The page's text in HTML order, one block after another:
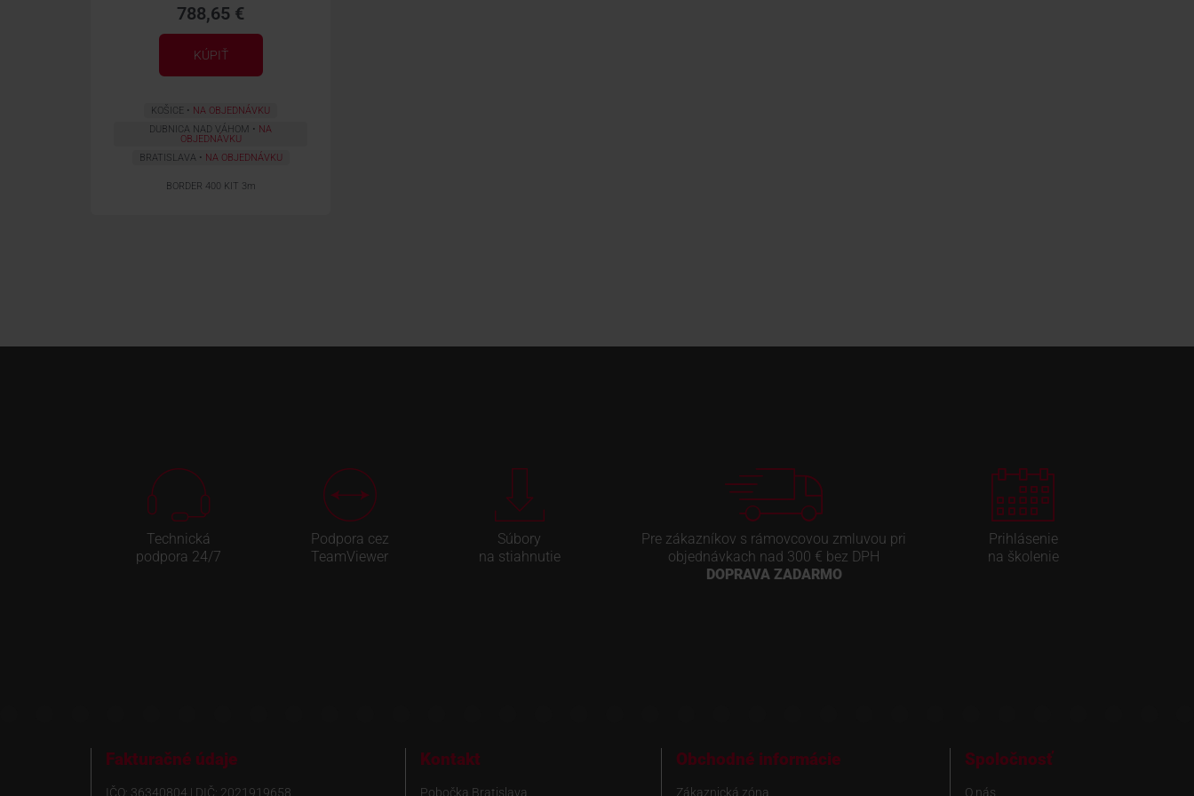
788,65 €
KÚPIŤ
KOŠICE
NA OBJEDNÁVKU
DUBNICA NAD VÁHOM
NA
OBJEDNÁVKU
BRATISLAVA
NA OBJEDNÁVKU
BORDER 400 KIT 3m
Technická
podpora 24/7
Podpora cez
TeamViewer
Súbory
na stiahnutie
Pre zákazníkov s rámovcovou zmluvou pri
objednávkach nad 300 € bez DPH
DOPRAVA ZADARMO
Prihlásenie
na školenie
Fakturačné údaje
IČO: 36340804 | DIČ: 2021919658
Kontakt
Pobočka Bratislava
Obchodné informácie
Zákaznická zóna
Spoločnosť
O nás